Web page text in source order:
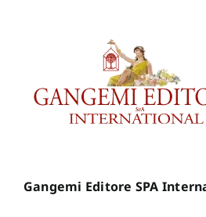
Gangemi Editore SPA